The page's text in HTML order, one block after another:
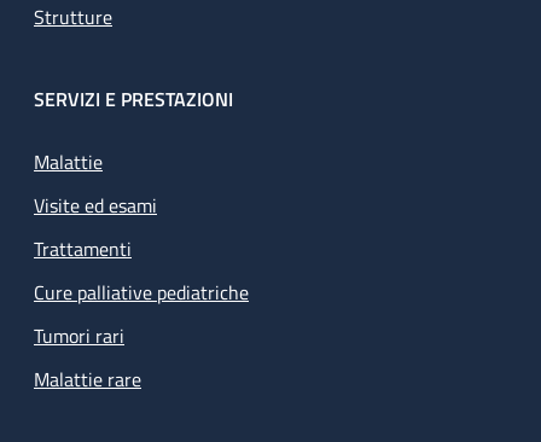
Strutture
SERVIZI E PRESTAZIONI
Malattie
Visite ed esami
Trattamenti
Cure palliative pediatriche
Tumori rari
Malattie rare